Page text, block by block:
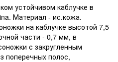
устойчивом каблучке в
Материал - ис.кожа.
на каблучке высотой 7,5
части - 0,7 мм, в
с закругленным
поперечных полос,